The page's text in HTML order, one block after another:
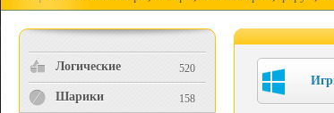
Логические 520
Шарики 158